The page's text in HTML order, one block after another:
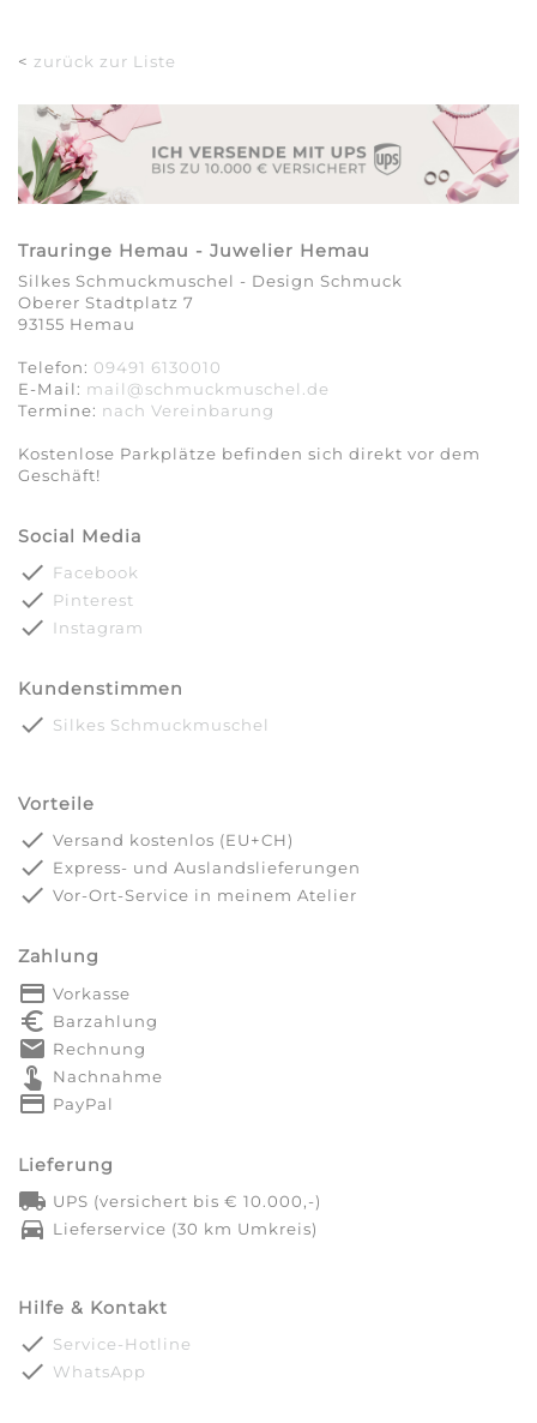
< zurück zur Liste
Trauringe Hemau - Juwelier Hemau
Silkes Schmuckmuschel - Design Schmuck
Oberer Stadtplatz 7
93155 Hemau
Telefon: 09491 6130010
E-Mail: mail@schmuckmuschel.de
Termine: nach Vereinbarung​​​​​​​
Kostenlose Parkplätze befinden sich direkt vor dem
Geschäft!
Social Media
done Facebook
done Pinterest
done Instagram
Kundenstimmen
done Silkes Schmuckmuschel
Vorteile
done Versand kostenlos (EU+CH)
done Express- und Auslandslieferungen
done Vor-Ort-Service in meinem Atelier
Zahlung
payment Vorkasse
euro_symbol Barzahlung
markunread Rechnung
touch_app Nachnahme
credit_card PayPal
Lieferung
local_shipping UPS (versichert bis € 10.000,-)
directions_car Lieferservice (30 km Umkreis)
Hilfe & Kontakt
done Service-Hotline
done WhatsApp